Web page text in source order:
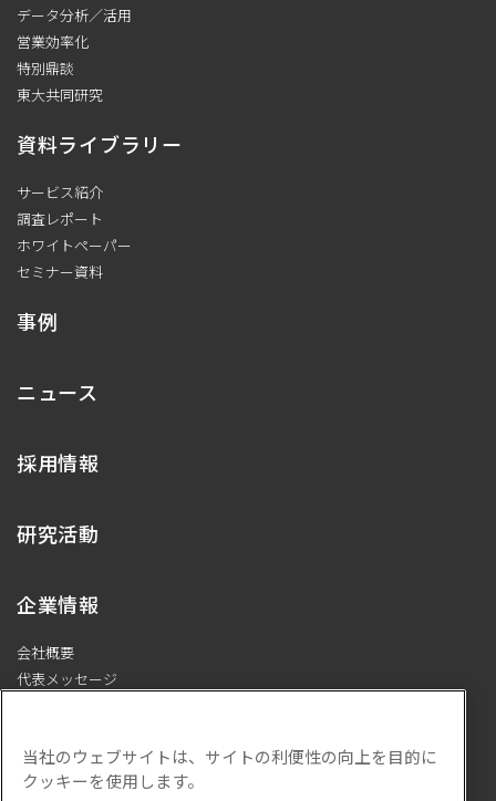
データ分析／活用
営業効率化
特別鼎談
東大共同研究
資料ライブラリー
サービス紹介
調査レポート
ホワイトペーパー
セミナー資料
事例
ニュース
採用情報
研究活動
企業情報
会社概要
代表メッセージ
サステナビリティ
当社のウェブサイトは、サイトの利便性の向上を目的に
クッキーを使用します。